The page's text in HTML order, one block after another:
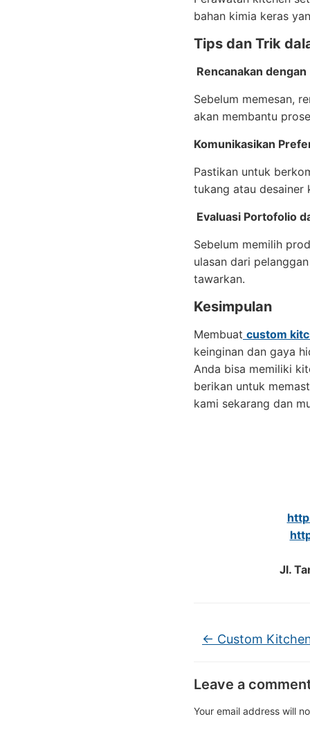
bahan kimia keras
Tips dan Trik
Rencanakan
Sebelum memesan,
akan membantu
Komunikasikan
Pastikan untuk
tukang atau desainer
Evaluasi Portofolio
Sebelum memilih
ulasan dari
tawarkan.
Kesimpulan
Membuat custom
keinginan dan gaya
Anda bisa memiliki
berikan untuk
kami sekarang dan
Jl.
← Custom
Leave a
Your email address will